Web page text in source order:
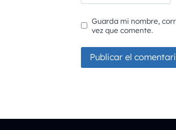
Guarda mi nombre,
vez que comente.